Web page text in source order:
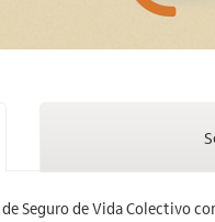
Seguro de Vida Colectivo